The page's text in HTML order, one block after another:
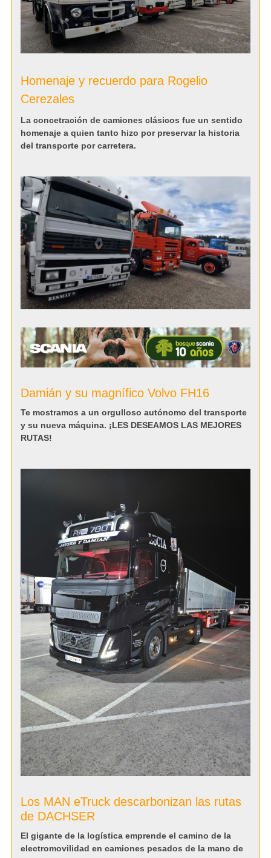
Homenaje y recuerdo para Rogelio
Cerezales
La concetración de camiones clásicos fue un sentido
homenaje a quien tanto hizo por preservar la historia
del transporte por carretera.
Damián y su magnífico Volvo FH16
Te mostramos a un orgulloso autónomo del transporte
y su nueva máquina. ¡LES DESEAMOS LAS MEJORES
RUTAS!
Los MAN eTruck descarbonizan las rutas
de DACHSER
El gigante de la logística emprende el camino de la
electromovilidad en camiones pesados de la mano de